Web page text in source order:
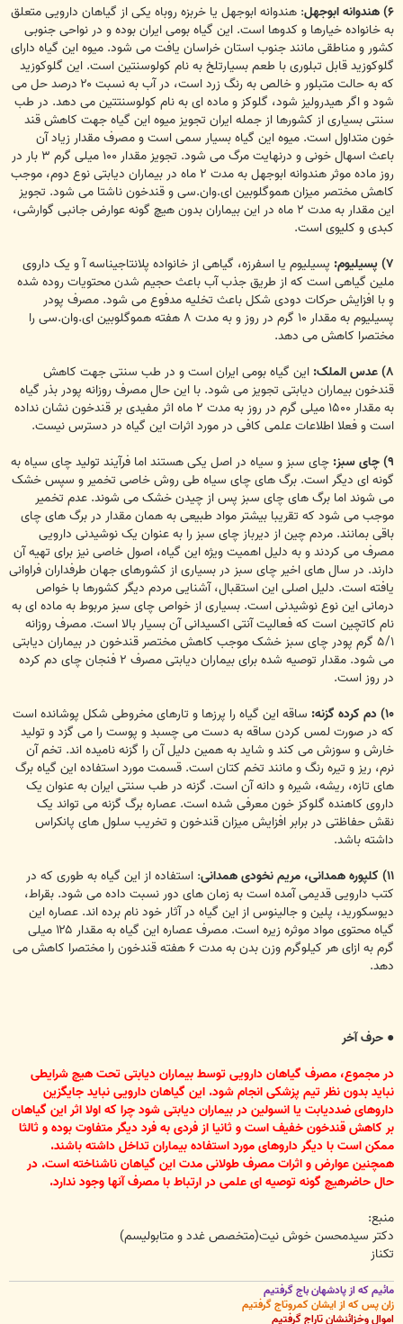
۶) هندوانه ابوجهل
: هندوانه ابوجهل یا خربزه روباه یکی از گیاهان دارویی متعلق
به خانواده خیارها و کدوها است. این گیاه بومی ایران بوده و در نواحی جنوبی
کشور و مناطقی مانند جنوب استان خراسان یافت می شود. میوه این گیاه دارای
گلوکوزید قابل تبلوری با طعم بسیارتلخ به نام کولوسنتین است. این گلوکوزید
که به حالت متبلور و خالص به رنگ زرد است، در آب به نسبت ۲۰ درصد حل می
شود و اگر هیدرولیز شود، گلوکز و ماده ای به نام کولوسنتتین می دهد. در طب
سنتی بسیاری از کشورها از جمله ایران تجویز میوه این گیاه جهت کاهش قند
خون متداول است. میوه این گیاه بسیار سمی است و مصرف مقدار زیاد آن
باعث اسهال خونی و درنهایت مرگ می شود. تجویز مقدار ۱۰۰ میلی گرم ۳ بار در
روز ماده موثر هندوانه ابوجهل به مدت ۲ ماه در بیماران دیابتی نوع دوم، موجب
کاهش مختصر میزان هموگلوبین ای.وان.سی و قندخون ناشتا می شود. تجویز
این مقدار به مدت ۲ ماه در این بیماران بدون هیچ گونه عوارض جانبی گوارشی،
کبدی و کلیوی است.
۷) پسیلیوم:
پسیلیوم یا اسفرزه، گیاهی از خانواده پلانتاجیناسه آ و یک داروی
ملین گیاهی است که از طریق جذب آب باعث حجیم شدن محتویات روده شده
و با افزایش حرکات دودی شکل باعث تخلیه مدفوع می شود. مصرف پودر
پسیلیوم به مقدار ۱۰ گرم در روز و به مدت ۸ هفته هموگلوبین ای.وان.سی را
مختصرا کاهش می دهد.
۸) عدس الملک:
این گیاه بومی ایران است و در طب سنتی جهت کاهش
قندخون بیماران دیابتی تجویز می شود. با این حال مصرف روزانه پودر بذر گیاه
به مقدار ۱۵۰۰ میلی گرم در روز به مدت ۲ ماه اثر مفیدی بر قندخون نشان نداده
است و فعلا اطلاعات علمی کافی در مورد اثرات این گیاه در دسترس نیست.
۹) چای سبز:
چای سبز و سیاه در اصل یکی هستند اما فرآیند تولید چای سیاه به
گونه ای دیگر است. برگ های چای سیاه طی روش خاصی تخمیر و سپس خشک
می شوند اما برگ های چای سبز پس از چیدن خشک می شوند. عدم تخمیر
موجب می شود که تقریبا بیشتر مواد طبیعی به همان مقدار در برگ های چای
باقی بمانند. مردم چین از دیرباز چای سبز را به عنوان یک نوشیدنی دارویی
مصرف می کردند و به دلیل اهمیت ویژه این گیاه، اصول خاصی نیز برای تهیه آن
دارند. در سال های اخیر چای سبز در بسیاری از کشورهای جهان طرفداران فراوانی
یافته است. دلیل اصلی این استقبال، آشنایی مردم دیگر کشورها با خواص
درمانی این نوع نوشیدنی است. بسیاری از خواص چای سبز مربوط به ماده ای به
نام کاتچین است که فعالیت آنتی اکسیدانی آن بسیار بالا است. مصرف روزانه
۵/۱ گرم پودر چای سبز خشک موجب کاهش مختصر قندخون در بیماران دیابتی
می شود. مقدار توصیه شده برای بیماران دیابتی مصرف ۲ فنجان چای دم کرده
در روز است.
۱۰) دم کرده گزنه:
ساقه این گیاه را پرزها و تارهای مخروطی شکل پوشانده است
که در صورت لمس کردن ساقه به دست می چسبد و پوست را می گزد و تولید
خارش و سوزش می کند و شاید به همین دلیل آن را گزنه نامیده اند. تخم آن
نرم، ریز و تیره رنگ و مانند تخم کتان است. قسمت مورد استفاده این گیاه برگ
های تازه، ریشه، شیره و دانه آن است. گزنه در طب سنتی ایران به عنوان یک
داروی کاهنده گلوکز خون معرفی شده است. عصاره برگ گزنه می تواند یک
نقش حفاظتی در برابر افزایش میزان قندخون و تخریب سلول های پانکراس
داشته باشد.
۱۱) کلپوره همدانی، مریم نخودی همدانی
: استفاده از این گیاه به طوری که در
کتب دارویی قدیمی آمده است به زمان های دور نسبت داده می شود. بقراط،
دیوسکورید، پلین و جالینوس از این گیاه در آثار خود نام برده اند. عصاره این
گیاه محتوی مواد موثره زیره است. مصرف عصاره این گیاه به مقدار ۱۲۵ میلی
گرم به ازای هر کیلوگرم وزن بدن به مدت ۶ هفته قندخون را مختصرا کاهش می
دهد.
● حرف آخر
در مجموع، مصرف گیاهان دارویی توسط بیماران دیابتی تحت هیچ شرایطی
نباید بدون نظر تیم پزشکی انجام شود. این گیاهان دارویی نباید جایگزین
داروهای ضددیابت یا انسولین در بیماران دیابتی شود چرا که اولا اثر این گیاهان
بر کاهش قندخون خفیف است و ثانیا از فردی به فرد دیگر متفاوت بوده و ثالثا
ممکن است با دیگر داروهای مورد استفاده بیماران تداخل داشته باشند.
همچنین عوارض و اثرات مصرف طولانی مدت این گیاهان ناشناخته است. در
حال حاضرهیچ گونه توصیه ای علمی در ارتباط با مصرف آنها وجود ندارد.
منبع:
دکتر سیدمحسن خوش نیت(متخصص غدد و متابولیسم)
تکناز
مائیم که از پادشهان باج گرفتیم
زان پس که از ایشان کمروتاج گرفتیم
اموال وخزائنشان تاراج گرفتیم